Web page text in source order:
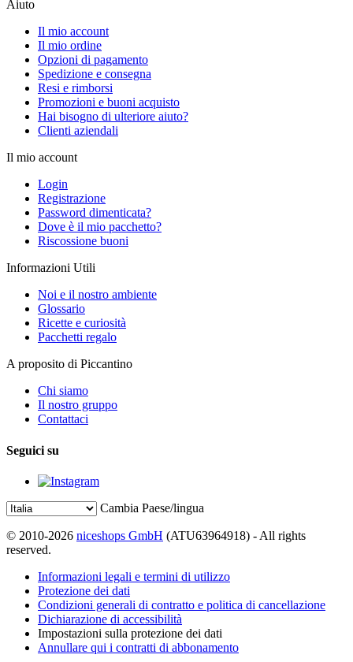
Aiuto
Il mio account
Il mio ordine
Opzioni di pagamento
Spedizione e consegna
Resi e rimborsi
Promozioni e buoni acquisto
Hai bisogno di ulteriore aiuto?
Clienti aziendali
Il mio account
Login
Registrazione
Password dimenticata?
Dove è il mio pacchetto?
Riscossione buoni
Informazioni Utili
Noi e il nostro ambiente
Glossario
Ricette e curiosità
Pacchetti regalo
A proposito di Piccantino
Chi siamo
Il nostro gruppo
Contattaci
Seguici su
Cambia Paese/lingua
© 2010-2026 niceshops GmbH (ATU63964918) - All rights
reserved.
Informazioni legali e termini di utilizzo
Protezione dei dati
Condizioni generali di contratto e politica di cancellazione
Dichiarazione di accessibilità
Impostazioni sulla protezione dei dati
Annullare qui i contratti di abbonamento